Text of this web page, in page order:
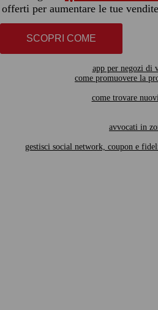
offerti per aumentare le tue
SCOPRI COME
app per negozi di
come promuovere la
come trovare
avvocati in
gestisci social network, coupon e